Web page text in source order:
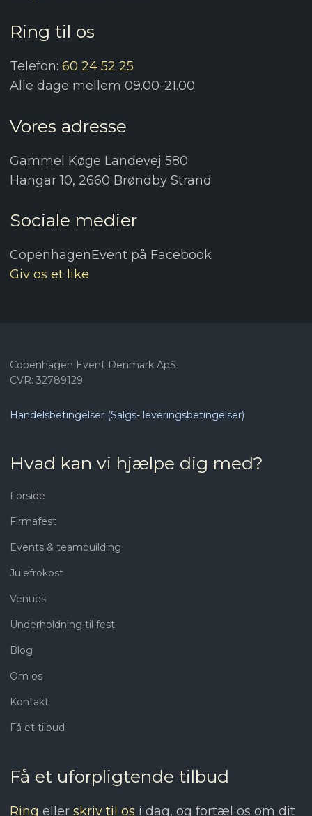
Ring til os
Telefon: 60 24 52 25
Alle dage mellem 09.00-21.00
Vores adresse
Gammel Køge Landevej 580
Hangar 10, 2660 Brøndby Strand
Sociale medier
CopenhagenEvent på Facebook
Giv os et like
Copenhagen Event Denmark ApS
CVR: 32789129
Handelsbetingelser (Salgs- leveringsbetingelser)
Hvad kan vi hjælpe dig med?​
Forside​
Firmafest​
Events & teambuilding
Julefrokost
Venues
Underholdning til fest
Blog
Om os
Kontakt
Få et tilbud
Få et uforpligtende tilbud
Ring eller skriv til os i dag, og fortæl os om dit